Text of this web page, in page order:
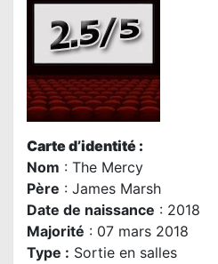
Carte d’identité :
Nom : The Mercy
Père : James Marsh
Date de naissance : 2018
Majorité : 07 mars 2018
Type : Sortie en salles